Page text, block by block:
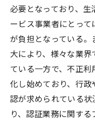
必要となっており、生
ービス事業者にとっ
が負担となっている
大により、様々な業界
ている一方で、不正
化し始めており、行
認が求められている
り、認証業務に関す